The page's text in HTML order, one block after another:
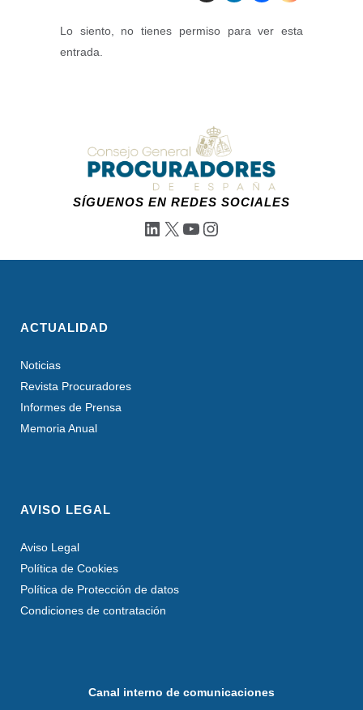
Lo siento, no tienes permiso para ver esta
entrada.
SÍGUENOS EN REDES SOCIALES
LinkedIn
X YouTube
Instagram
ACTUALIDAD
Noticias
Revista Procuradores
Informes de Prensa
Memoria Anual
AVISO LEGAL
Aviso Legal
Política de Cookies
Política de Protección de datos
Condiciones de contratación
Canal interno de comunicaciones